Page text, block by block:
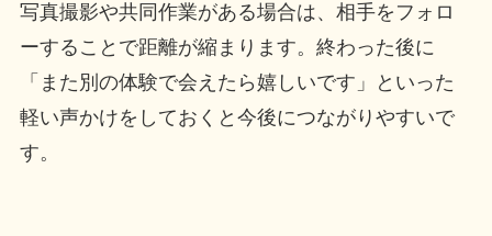
写真撮影や共同作業がある場合は、相手をフォロ
ーすることで距離が縮まります。終わった後に
「また別の体験で会えたら嬉しいです」といった
軽い声かけをしておくと今後につながりやすいで
す。